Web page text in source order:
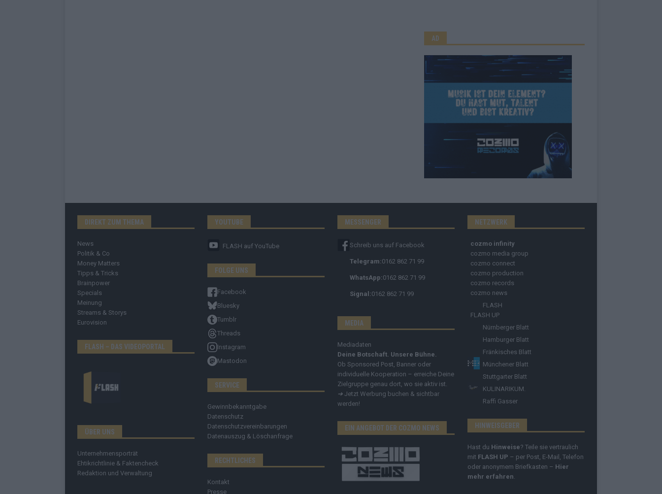
AD
DIREKT ZUM THEMA
News
Politik & Co
Money Matters
Tipps & Tricks
Brainpower
Specials
Meinung
Streams & Storys
Eurovision
FLASH – DAS VIDEOPORTAL
ÜBER UNS
Unternehmensporträt
Ehtikrichtlinie & Faktencheck
Redaktion und Verwaltung
YOUTUBE
FLASH auf YouTube
FOLGE UNS
Facebook
Bluesky
Tumblr
Threads
Instagram
Mastodon
SERVICE
Gewinnbekanntgabe
Datenschutz
Datenschutzvereinbarungen
Datenauszug & Löschanfrage
RECHTLICHES
Kontakt
Presse
MESSENGER
Schreib uns auf Facebook
Telegram:0162 862 71 99
WhatsApp:0162 862 71 99
Signal:0162 862 71 99
MEDIA
Mediadaten
Deine Botschaft. Unsere Bühne.
Ob Sponsored Post, Banner oder
individuelle Kooperation – erreiche Deine
Zielgruppe genau dort, wo sie aktiv ist.
➔ Jetzt Werbung buchen & sichtbar
werden!
EIN ANGEBOT DER COZMO NEWS
NETZWERK
cozmo infinity
cozmo media group
cozmo connect
cozmo production
cozmo records
cozmo news
FLASH
FLASH UP
Nürnberger Blatt
Hamburger Blatt
Fränkisches Blatt
Münchener Blatt
Stuttgarter Blatt
KULINARIKUM.
Raffi Gasser
HINWEISGEBER
Hast du Hinweise? Teile sie vertraulich
mit FLASH UP – per Post, E-Mail, Telefon
oder anonymem Briefkasten – Hier
mehr erfahren.